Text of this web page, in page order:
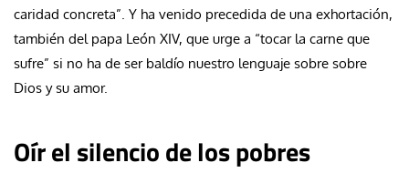
caridad concreta”. Y ha venido precedida de una exhortación,
también del papa León XIV, que urge a “tocar la carne que
sufre” si no ha de ser baldío nuestro lenguaje sobre sobre
Dios y su amor.
Oír el silencio de los pobres